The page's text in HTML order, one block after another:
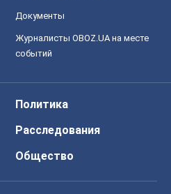
Документы
Журналисты OBOZ.UA на месте
событий
Политика
Расследования
Общество